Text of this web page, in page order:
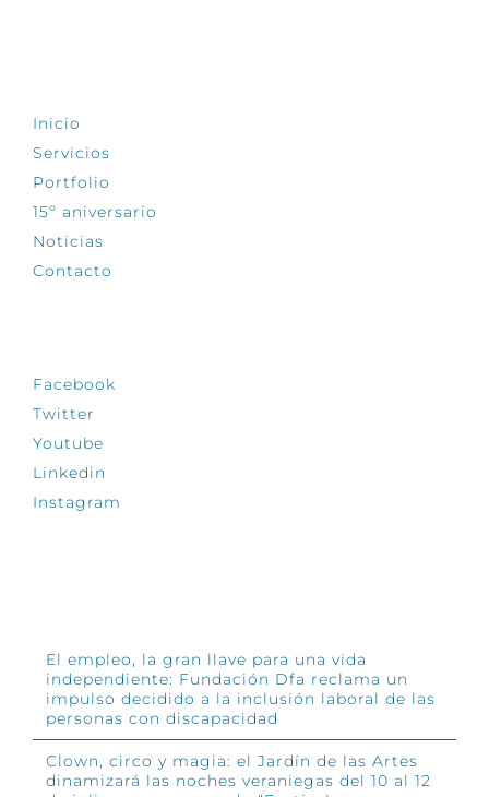
Inicio
Servicios
Portfolio
15º aniversario
Noticias
Contacto
Facebook
Twitter
Youtube
Linkedin
Instagram
El empleo, la gran llave para una vida
independiente: Fundación Dfa reclama un
impulso decidido a la inclusión laboral de las
personas con discapacidad
Clown, circo y magia: el Jardín de las Artes
dinamizará las noches veraniegas del 10 al 12